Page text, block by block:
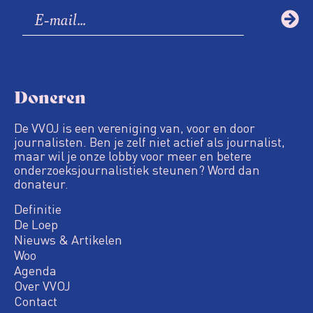
Doneren
De VVOJ is een vereniging van, voor en door
journalisten. Ben je zelf niet actief als journalist,
maar wil je onze lobby voor meer en betere
onderzoeksjournalistiek steunen? Word dan
donateur.
Definitie
De Loep
Nieuws & Artikelen
Woo
Agenda
Over VVOJ
Contact